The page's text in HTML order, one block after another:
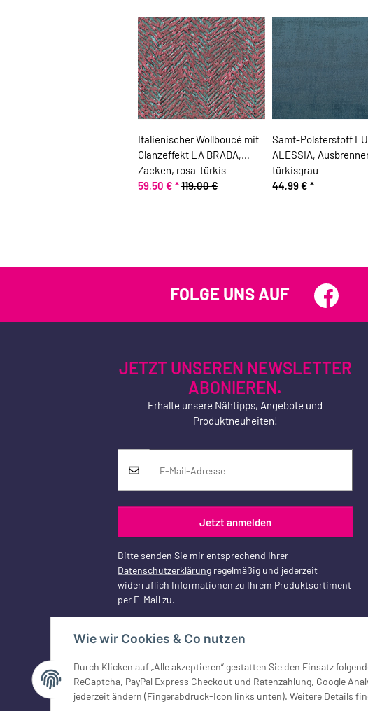
Wie wir Cookies & Co nutzen
Durch Klicken auf „Alle akzeptieren“ gestatten Sie den Einsatz
ReCaptcha, PayPal Express Checkout und Ratenzahlung, Google
jederzeit ändern (Fingerabdruck-Icon links unten). Weitere Details
Italienischer Wollboucé mit
Glanzeffekt LA BRADA,
Zacken, rosa-türkis
59,50 € *119,00 €
Samt-Polsterstoff
ALESSIA,
türkisgrau
44,99 € *
FOLGE UNS AUF
JETZT UNSEREN NEWSLETTER
ABONIEREN.
Erhalte unsere Nähtipps, Angebote und
Produktneuheiten!
Jetzt anmelden
Bitte senden Sie mir entsprechend Ihrer
Datenschutzerklärung regelmäßig und jederzeit
widerruflich Informationen zu Ihrem Produktsortiment
per E-Mail zu.
Vertrag widerrufen